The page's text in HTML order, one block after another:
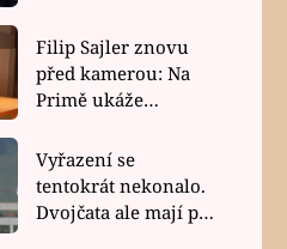
Filip Sajler znovu
před kamerou: Na
Primě ukáže
rychlé recepty
Vyřazení se
tentokrát nekonalo.
Dvojčata ale mají po